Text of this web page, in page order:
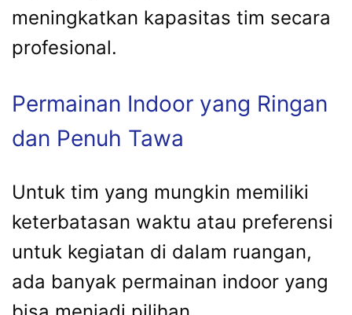
meningkatkan kapasitas tim secara
profesional.
Permainan Indoor yang Ringan
dan Penuh Tawa
Untuk tim yang mungkin memiliki
keterbatasan waktu atau preferensi
untuk kegiatan di dalam ruangan,
ada banyak permainan indoor yang